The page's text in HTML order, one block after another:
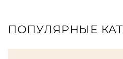
ПОПУЛЯРНЫЕ